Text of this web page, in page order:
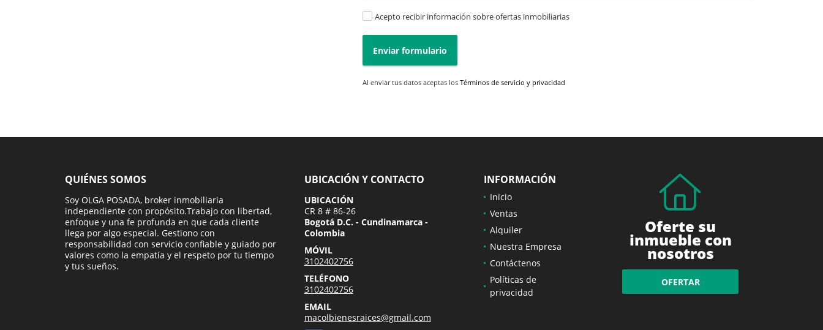
Acepto recibir información sobre ofertas inmobiliarias
Enviar formulario
Al enviar tus datos aceptas los Términos de servicio y privacidad
QUIÉNES SOMOS
Soy OLGA POSADA, broker inmobiliaria
independiente con propósito.Trabajo con libertad,
enfoque y una fe profunda en que cada cliente
llega por algo especial. Gestiono con
responsabilidad con servicio confiable y guiado por
valores como la empatía y el respeto por tu tiempo
y tus sueños.
UBICACIÓN Y CONTACTO
UBICACIÓN
CR 8 # 86-26
Bogotá D.C. - Cundinamarca -
Colombia
MÓVIL
3102402756
TELÉFONO
3102402756
EMAIL
macolbienesraices@gmail.com
INFORMACIÓN
Inicio
Ventas
Alquiler
Nuestra Empresa
Contáctenos
Políticas de
privacidad
Oferte su
inmueble con
nosotros
OFERTAR